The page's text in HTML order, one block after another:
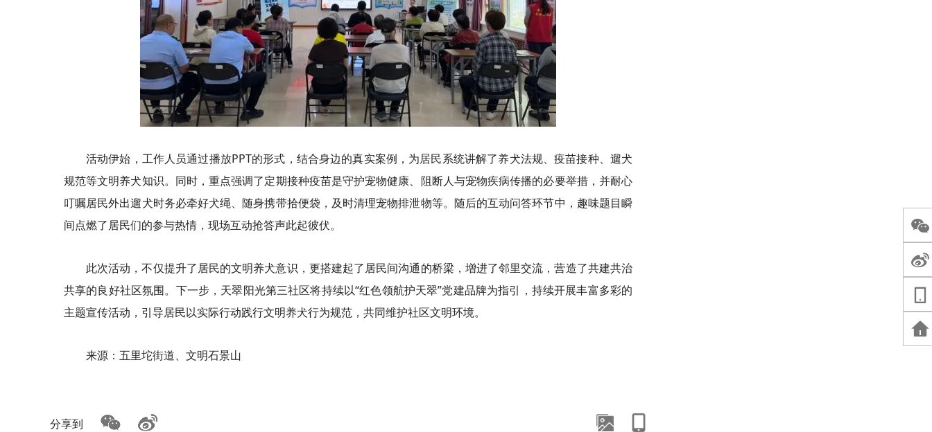
活动伊始，工作人员通过播放PPT的形式，结合身边的真实案例，为居民系统讲解了养犬法规、疫苗接种、遛犬
规范等文明养犬知识。同时，重点强调了定期接种疫苗是守护宠物健康、阻断人与宠物疾病传播的必要举措，并耐心
叮嘱居民外出遛犬时务必牵好犬绳、随身携带拾便袋，及时清理宠物排泄物等。随后的互动问答环节中，趣味题目瞬
间点燃了居民们的参与热情，现场互动抢答声此起彼伏。
此次活动，不仅提升了居民的文明养犬意识，更搭建起了居民间沟通的桥梁，增进了邻里交流，营造了共建共治
共享的良好社区氛围。下一步，天翠阳光第三社区将持续以“红色领航护天翠”党建品牌为指引，持续开展丰富多彩的
主题宣传活动，引导居民以实际行动践行文明养犬行为规范，共同维护社区文明环境。
来源：五里坨街道、文明石景山
分享到